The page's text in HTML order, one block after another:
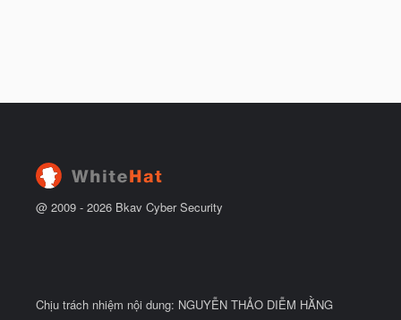
@ 2009 - 2026 Bkav Cyber Security
Chịu trách nhiệm nội dung: NGUYỄN THẢO DIỄM HẰNG